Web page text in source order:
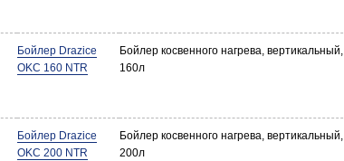
Бойлер Drazice
OKC 160 NTR
Бойлер косвенного нагрева, вертикальный,
160л
Бойлер Drazice
OKC 200 NTR
Бойлер косвенного нагрева, вертикальный,
200л